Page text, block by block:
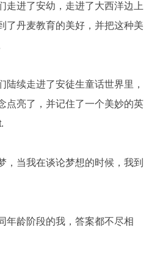
走进了安幼，走进了大西洋边上
了丹麦教育的美好，并把这种美
陆续走进了安徒生童话世界里，
点亮了，并记住了一个美妙的英
，当我在谈论梦想的时候，我到
年龄阶段的我，答案都不尽相